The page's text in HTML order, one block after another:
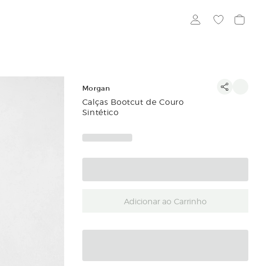
Morgan
Calças Bootcut de Couro
Sintético
Adicionar ao Carrinho